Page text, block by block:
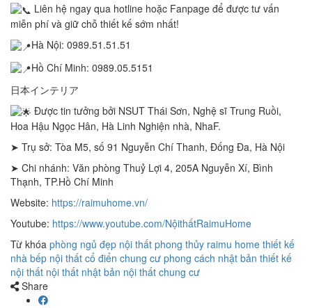
Liên hệ ngay qua hotline hoặc Fanpage để được tư vấn
miễn phí và giữ chỗ thiết kế sớm nhất!
Hà Nội: 0989.51.51.51
Hồ Chí Minh: 0989.05.5151
日本インテリア
Được tin tưởng bởi NSUT Thái Sơn, Nghệ sĩ Trung Ruồi,
Hoa Hậu Ngọc Hân, Hà Linh Nghiện nhà, NhaF.
➤ Trụ sở: Tòa M5, số 91 Nguyễn Chí Thanh, Đống Đa, Hà Nội
➤ Chi nhánh: Văn phòng Thuỷ Lợi 4, 205A Nguyễn Xí, Bình
Thạnh, TP.Hồ Chí Minh
Website: https://raimuhome.vn/
Youtube: https://www.youtube.com/NộithấtRaimuHome
Từ khóa phòng ngủ đẹp nội thất phong thủy raimu home thiết kế
nhà bếp nội thất cổ điển chung cư phong cách nhật bản thiết kế
nội thất nội thất nhật bản nội thất chung cư
Share